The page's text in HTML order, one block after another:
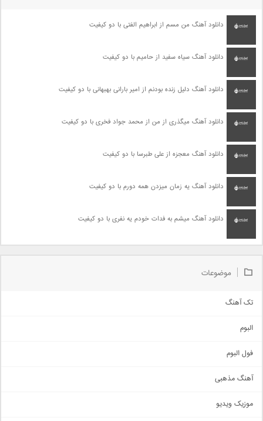
دانلود آهنگ من مسم از ابراهیم الفتی با دو کیفیت
دانلود آهنگ سیاه سفید از حامیم با دو کیفیت
دانلود آهنگ دلیل زنده بودنم از امیر بارانی بهبهانی با دو کیفیت
دانلود آهنگ میگذری از من از محمد جواد فخری با دو کیفیت
دانلود آهنگ معجزه از علی طبرسا با دو کیفیت
دانلود آهنگ یه زمان میزدن همه دورم با دو کیفیت
دانلود آهنگ میشم به فدات خودم یه نفری با دو کیفیت
موضوعات
تک آهنگ
اجتماعی
حماسی
سنتی
البوم
فول البوم
آهنگ مذهبی
موزیک ویدیو